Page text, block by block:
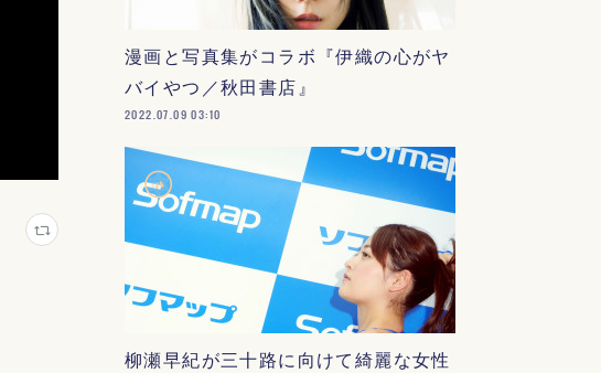
漫画と写真集がコラボ『伊織の心がヤ
バイやつ／秋田書店』
2022.07.09 03:10
柳瀬早紀が三十路に向けて綺麗な女性